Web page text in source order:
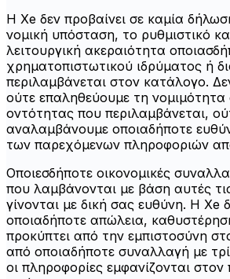
Η Xe δεν προβαίνει σε καμία
νομική υπόσταση, το ρυθμιστικό
λειτουργική ακεραιότητα
χρηματοπιστωτικού ιδρύματος ή
περιλαμβάνεται στον κατάλογο.
ούτε επαληθεύουμε τη νομιμότητα
οντότητας που περιλαμβάνεται,
αναλαμβάνουμε οποιαδήποτε
των παρεχόμενων πληροφοριών
Οποιεσδήποτε οικονομικές
που λαμβάνονται με βάση αυτές
γίνονται με δική σας ευθύνη. Η Xe
οποιαδήποτε απώλεια,
προκύπτει από την εμπιστοσύνη
από οποιαδήποτε συναλλαγή με
οι πληροφορίες εμφανίζονται